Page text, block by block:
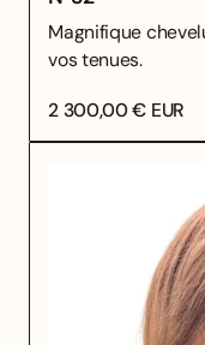
Magnifique
vos tenues.
2 300,00 € EUR